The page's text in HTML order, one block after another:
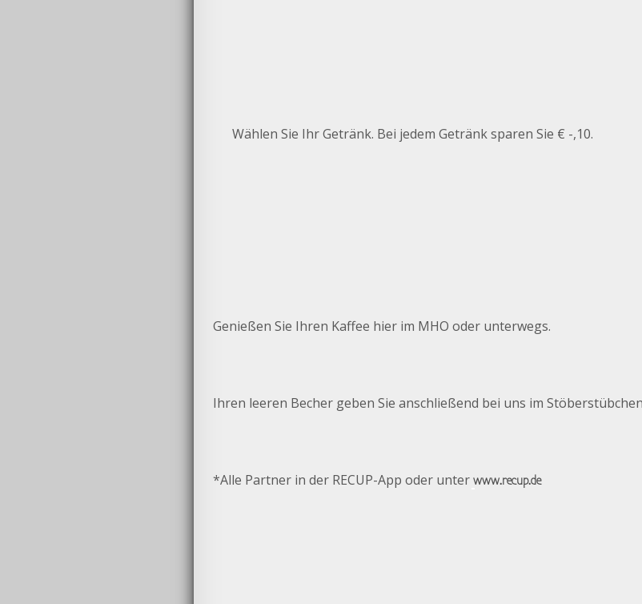
Wählen Sie Ihr Getränk. Bei jedem Getränk sparen Sie € -,10.
Genießen Sie Ihren Kaffee hier im MHO oder unterwegs.
Ihren leeren Becher geben Sie anschließend bei uns im
*Alle Partner in der RECUP-App oder unter www.recup.de